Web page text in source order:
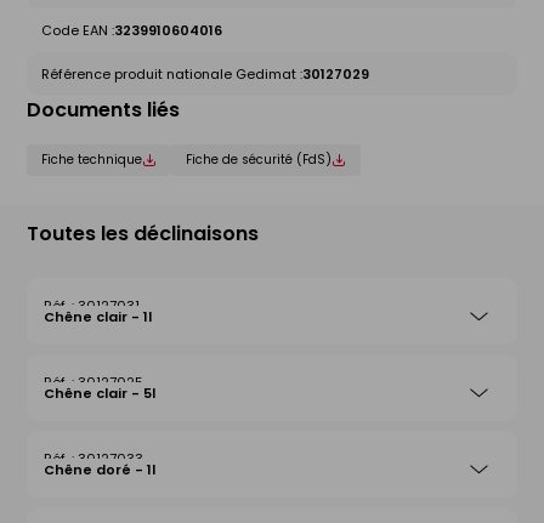
Code EAN :3239910604016
Référence produit nationale Gedimat :30127029
Documents liés
Fiche technique Fiche de sécurité (FdS)
Toutes les déclinaisons
30127031
Chêne clair - 1l
30127025
Chêne clair - 5l
30127033
Chêne doré - 1l